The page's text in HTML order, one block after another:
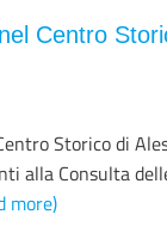
Centro
Storico di
alla Consulta
more)